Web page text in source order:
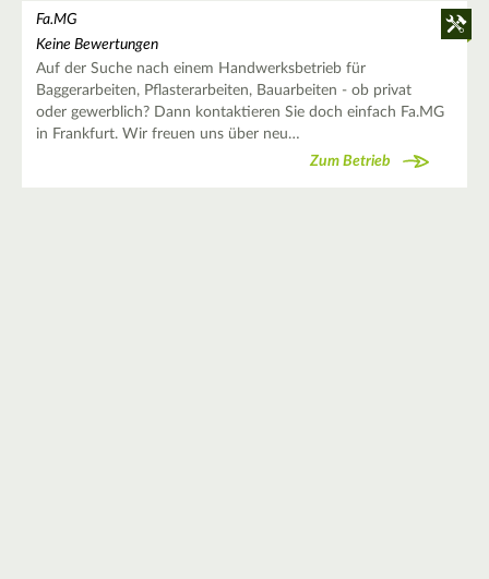
Fa.MG
Keine Bewertungen
Auf der Suche nach einem Handwerksbetrieb für
Baggerarbeiten, Pflasterarbeiten, Bauarbeiten - ob privat
oder gewerblich? Dann kontaktieren Sie doch einfach Fa.MG
in Frankfurt. Wir freuen uns über neu…
Zum Betrieb